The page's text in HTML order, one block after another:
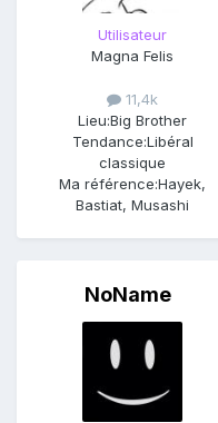
Utilisateur
Magna Felis
11,4k
Lieu:Big Brother
Tendance:Libéral
classique
Ma référence:Hayek,
Bastiat, Musashi
NoName